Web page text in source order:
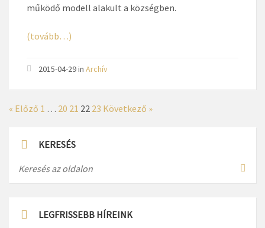
működő modell alakult a községben.
(tovább…)
2015-04-29in Archív
« Előző 1 … 20 21 22 23 Következő »
KERESÉS
LEGFRISSEBB HÍREINK